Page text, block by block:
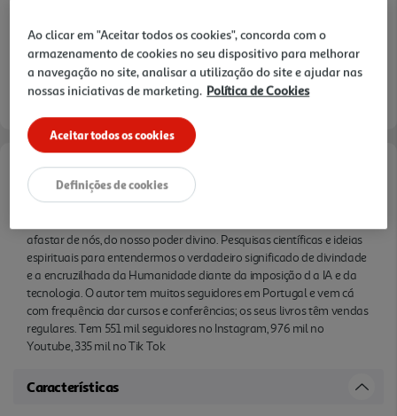
Informações de Marketing
afastar de nós, do nosso poder divino. Pesquisas científicas e ideias
espirituais para entendermos o verdadeiro significado de divindade
e a encruzilhada da Humanidade diante da imposição d a IA e da
tecnologia. O autor tem muitos seguidores em Portugal e vem cá
com frequência dar cursos e conferências; os seus livros têm vendas
regulares. Tem 551 mil seguidores no Instagram, 976 mil no
Youtube, 335 mil no Tik Tok
Características
Ao clicar em "Aceitar todos os cookies", concorda com o
armazenamento de cookies no seu dispositivo para melhorar
a navegação no site, analisar a utilização do site e ajudar nas
nossas iniciativas de marketing. Política de Cookies
Aceitar todos os cookies
Definições de cookies